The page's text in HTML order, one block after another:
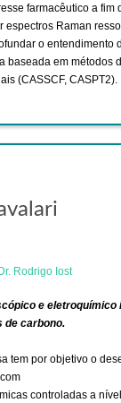
farmacêutico a
espectros Raman
o entendimento
baseada em métodos
(CASSCF, CASPT2).
Rodrigo Iost
e eletroquímico
de carbono.
tem por objetivo o
controladas a